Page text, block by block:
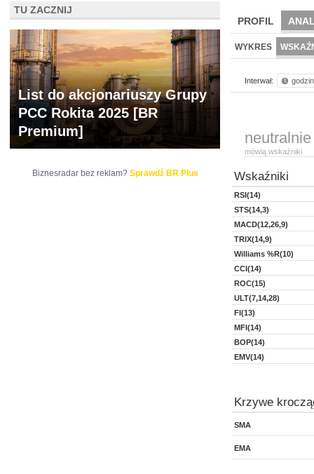
PROFIL
WYCENA BR
WYKRES
Interwał:
neutralnie
mówią wskaźniki
Wskaźniki
RSI(14)
STS(14,3)
MACD(12,26,9)
TRIX(14,9)
Williams %R(10)
CCI(14)
ROC(15)
ULT(7,14,28)
FI(13)
MFI(14)
BOP(14)
EMV(14)
Krzywe
SMA
EMA
TU ZACZNIJ
List do akcjonariuszy Grupy
PCC Rokita 2025 [BR
Premium]
Biznesradar bez reklam? Sprawdź BR Plus